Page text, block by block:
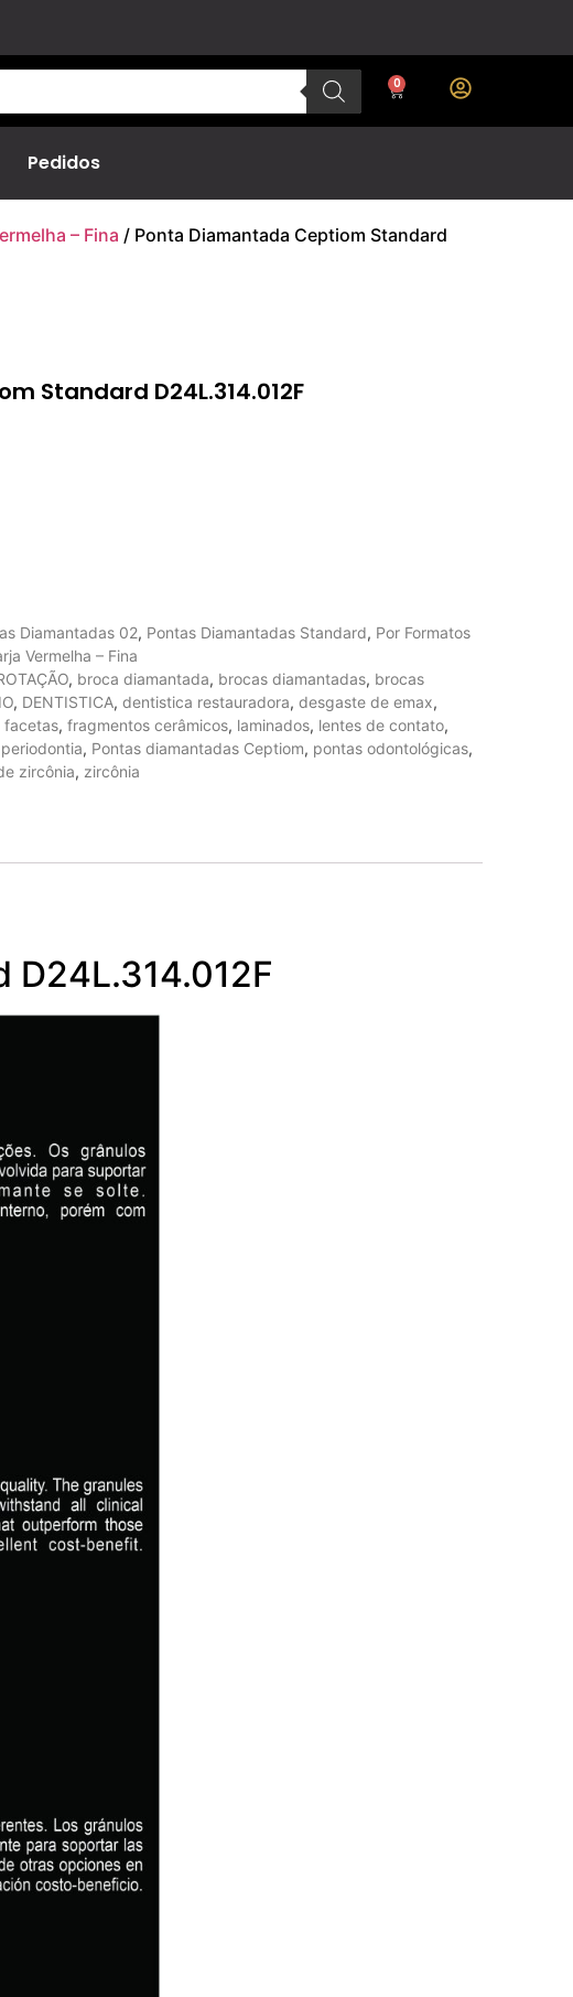
0
Pedidos
– Fina / Ponta Diamantada Ceptiom Standard
Standard D24L.314.012F
Diamantadas 02, Pontas Diamantadas Standard, Por Formatos
Vermelha – Fina
, broca diamantada, brocas diamantadas, brocas
, DENTISTICA, dentistica restauradora, desgaste de emax,
facetas, fragmentos cerâmicos, laminados, lentes de contato,
periodontia, Pontas diamantadas Ceptiom, pontas odontológicas,
zircônia, zircônia
D24L.314.012F